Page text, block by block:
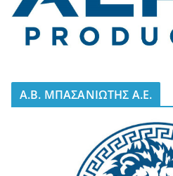
A.B. ΜΠΑΣΑΝΙΩΤΗΣ Α.Ε.